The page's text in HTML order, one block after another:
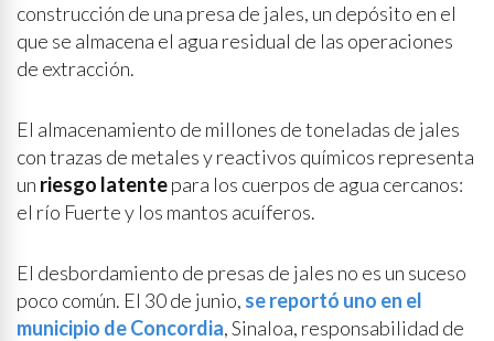
construcción de una presa de jales, un depósito en el
que se almacena el agua residual de las operaciones
de extracción.
El almacenamiento de millones de toneladas de jales
con trazas de metales y reactivos químicos representa
un riesgo latentepara los cuerpos de agua cercanos:
el río Fuerte y los mantos acuíferos.
El desbordamiento de presas de jales no es un suceso
poco común. El 30 de junio, se reportó uno en el
municipio de Concordia, Sinaloa, responsabilidad de